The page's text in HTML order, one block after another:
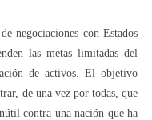
negociaciones con Estados
las metas limitadas del
de activos. El objetivo
de una vez por todas, que
contra una nación que ha